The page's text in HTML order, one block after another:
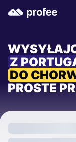
Z
DO
PROSTE